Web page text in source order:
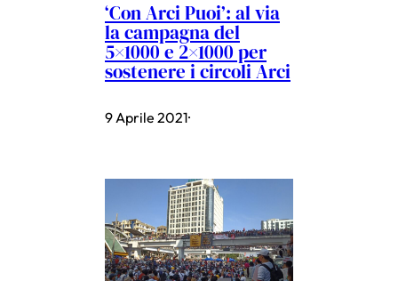
‘Con Arci Puoi’: al via
la campagna del
5×1000 e 2×1000 per
sostenere i circoli Arci
9 Aprile 2021·